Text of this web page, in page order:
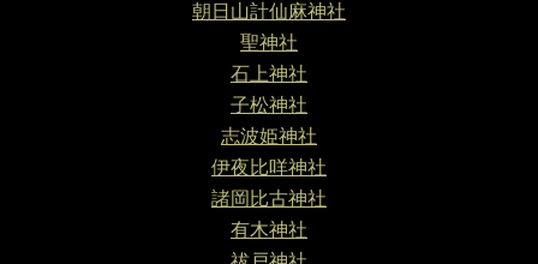
朝日山計仙麻神社
聖神社
石上神社
子松神社
志波姫神社
伊夜比咩神社
諸岡比古神社
有木神社